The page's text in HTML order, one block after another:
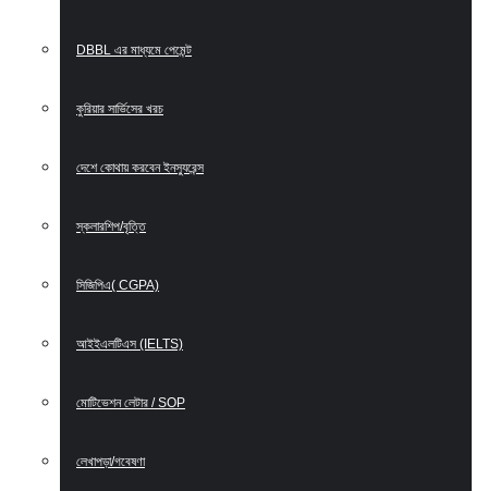
DBBL এর মাধ্যমে পেমেন্ট
কুরিয়ার সার্ভিসের খরচ
দেশে কোথায় করবেন ইনস্যুরেন্স
স্কলারশিপ/বৃত্তি
সিজিপিএ( CGPA)
আইইএলটিএস (IELTS)
মোটিভেশন লেটার / SOP
লেখাপড়া/গবেষণা